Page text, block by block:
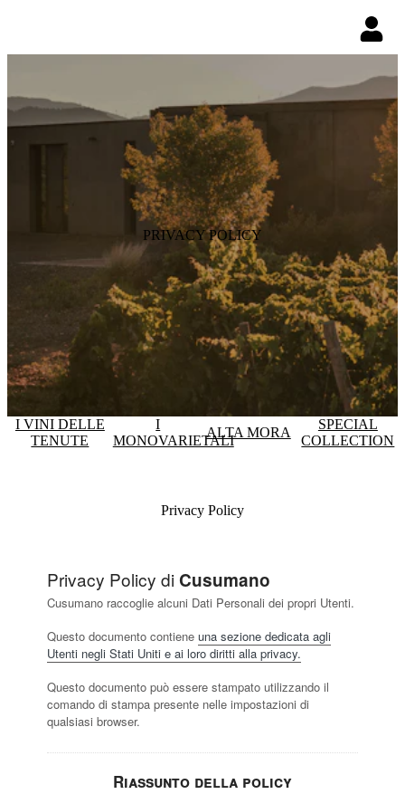
PRIVACY POLICY
I VINI DELLE
TENUTE
I
MONOVARIETALI
ALTA MORA
SPECIAL
COLLECTION
Privacy Policy
Privacy Policy di Cusumano
Cusumano raccoglie alcuni Dati Personali dei propri Utenti.
Questo documento contiene una sezione dedicata agli
Utenti negli Stati Uniti e ai loro diritti alla privacy.
Questo documento può essere stampato utilizzando il
comando di stampa presente nelle impostazioni di
qualsiasi browser.
Riassunto della policy